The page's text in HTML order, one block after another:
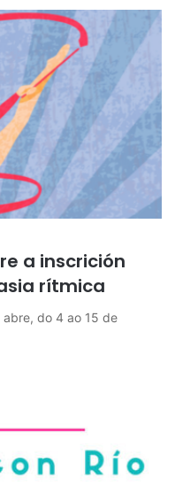
a inscrición
rítmica
abre, do 4 ao 15 de